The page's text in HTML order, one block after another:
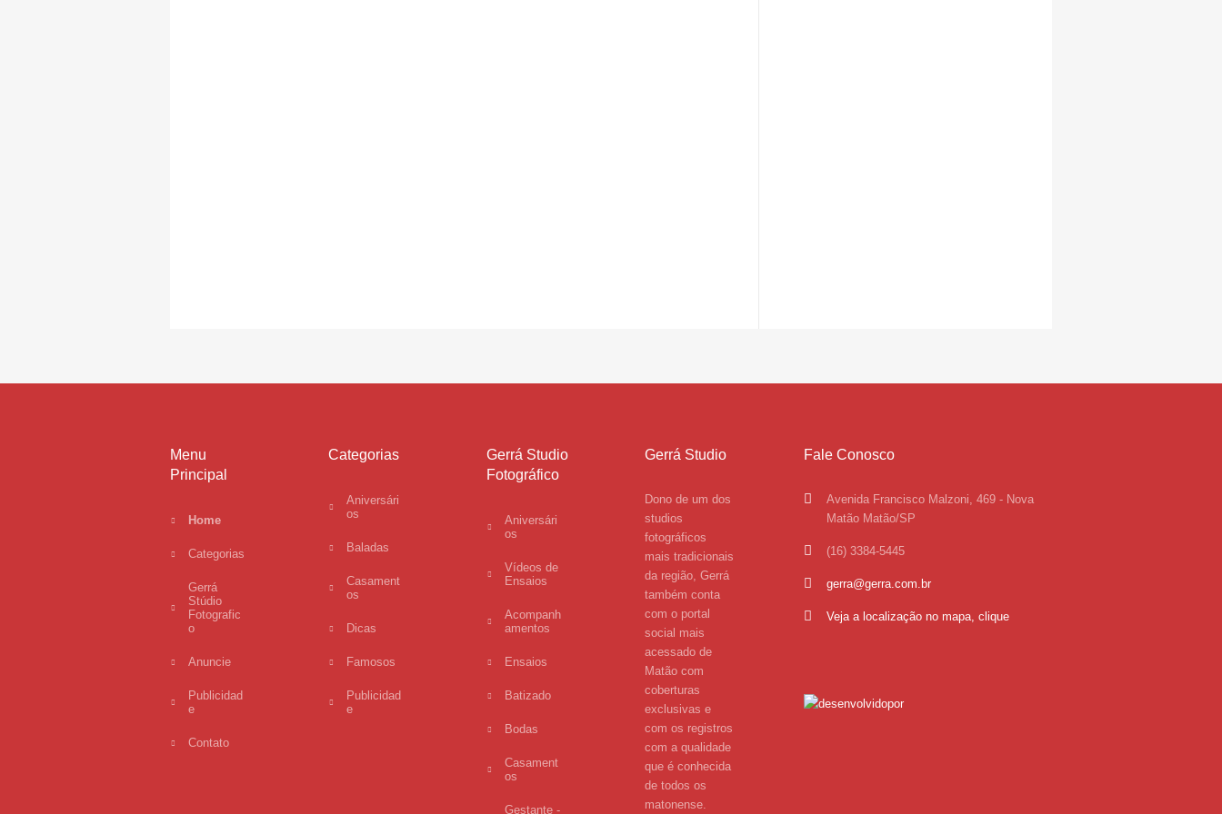
Menu
Principal
Home
Categorias
Gerrá
Stúdio
Fotografic
o
Anuncie
Publicidad
e
Contato
Categorias
Aniversári
os
Baladas
Casament
os
Dicas
Famosos
Publicidad
e
Gerrá Studio
Fotográfico
Aniversári
os
Vídeos de
Ensaios
Acompanh
amentos
Ensaios
Batizado
Bodas
Casament
os
Gestante -
Gerrá Studio
Dono de um dos
studios
fotográficos
mais tradicionais
da região, Gerrá
também conta
com o portal
social mais
acessado de
Matão com
coberturas
exclusivas e
com os registros
com a qualidade
que é conhecida
de todos os
matonense.
Fale Conosco
Avenida Francisco Malzoni, 469 - Nova
Matão Matão/SP
(16) 3384-5445
gerra@gerra.com.br
Veja a localização no mapa, clique